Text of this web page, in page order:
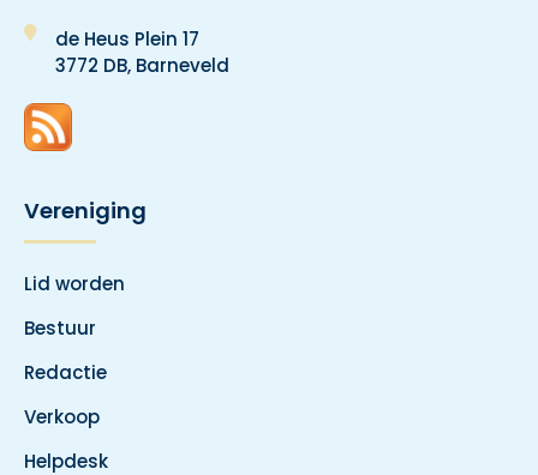
de Heus Plein 17
3772 DB, Barneveld
Vereniging
Lid worden
Bestuur
Redactie
Verkoop
Helpdesk